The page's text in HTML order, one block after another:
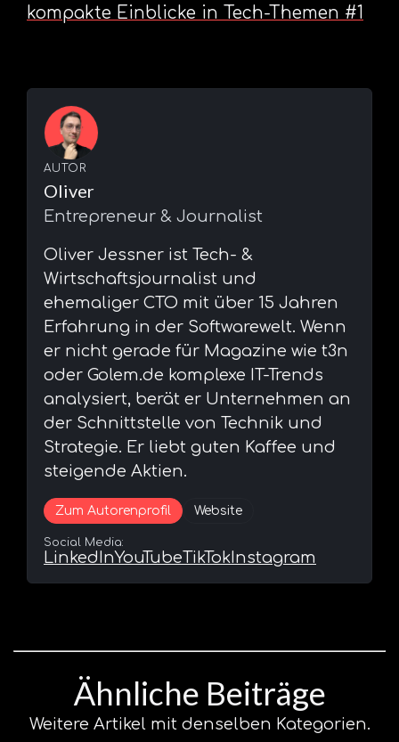
kompakte Einblicke in Tech-Themen #1
AUTOR
Oliver
Entrepreneur & Journalist
⁠Oliver Jessner ist Tech- &
Wirtschaftsjournalist und
ehemaliger CTO mit über 15 Jahren
Erfahrung in der Softwarewelt. Wenn
er nicht gerade für Magazine wie t3n
oder Golem.de komplexe IT-Trends
analysiert, berät er Unternehmen an
der Schnittstelle von Technik und
Strategie. Er liebt guten Kaffee und
steigende Aktien.
Zum Autorenprofil Website
Social Media:
LinkedInYouTubeTikTokInstagram
Ähnliche Beiträge
Weitere Artikel mit denselben Kategorien.